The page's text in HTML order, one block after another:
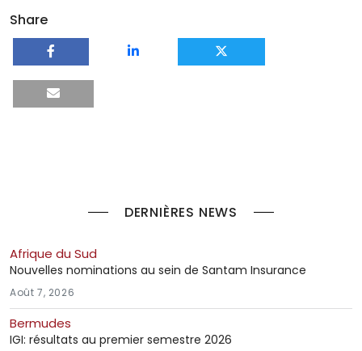
Share
DERNIÈRES NEWS
Afrique du Sud
Nouvelles nominations au sein de Santam Insurance
Août 7, 2026
Bermudes
IGI: résultats au premier semestre 2026